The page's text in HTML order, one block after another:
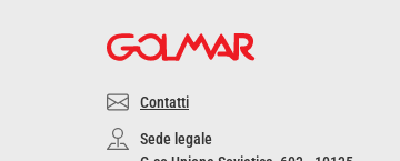
Contatti
Sede legale